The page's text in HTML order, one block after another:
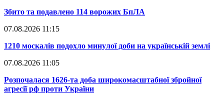
​Збито та подавлено 114 ворожих БпЛА
07.08.2026 11:15
​1210 москалів подохло минулої доби на українській землі
07.08.2026 11:05
​Розпочалася 1626-та доба широкомасштабної збройної
агресії рф проти України